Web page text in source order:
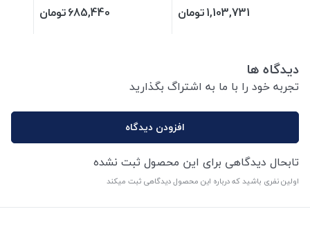
1,103,731تومان 685,440تومان
دیدگاه ها
تجربه خود را با ما به اشتراگ بگذارید
افزودن دیدگاه
تابحال دیدگاهی برای این محصول ثبت نشده
اولین نفری باشید که درباره این محصول دیدگاهی ثبت میکند